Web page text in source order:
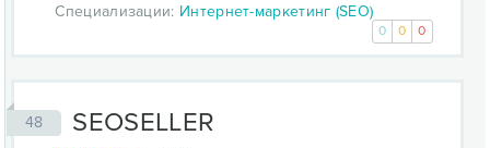
Специализации: Интернет-маркетинг (SEO)
0 0 0
48 SEOSELLER